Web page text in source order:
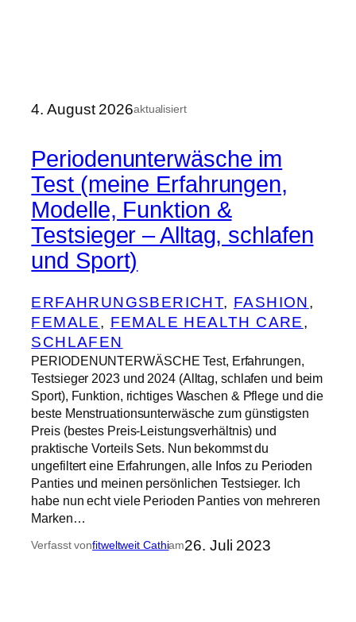
4. August 2026aktualisiert
Periodenunterwäsche im
Test (meine Erfahrungen,
Modelle, Funktion &
Testsieger – Alltag, schlafen
und Sport)
ERFAHRUNGSBERICHT, FASHION
FEMALE, FEMALE HEALTH CARE
SCHLAFEN
PERIODENUNTERWÄSCHE Test, Erfahrungen,
Testsieger 2023 und 2024 (Alltag, schlafen und beim
Sport), Funktion, richtiges Waschen & Pflege und die
beste Menstruationsunterwäsche zum günstigsten
Preis (bestes Preis-Leistungsverhältnis) und
praktische Vorteils Sets. Nun bekommst du
ungefiltert eine Erfahrungen, alle Infos zu Perioden
Panties und meinen persönlichen Testsieger. Ich
habe nun echt viele Perioden Panties von mehreren
Marken…
Verfasst vonfitweltweit Cathiam26. Juli 2023